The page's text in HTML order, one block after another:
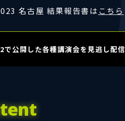
名古屋 結果報告書は こちら
公開した各種講演会を見逃し配信